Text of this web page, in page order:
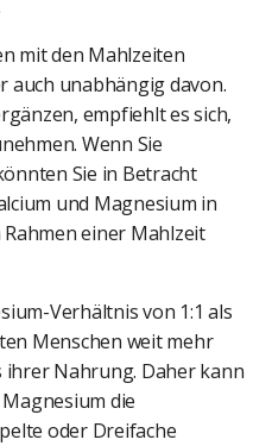
mit den Mahlzeiten
auch unabhängig davon.
empfiehlt es sich,
Wenn Sie
Sie in Betracht
und Magnesium in
einer Mahlzeit
Verhältnis von 1:1 als
Menschen weit mehr
ihrer Nahrung. Daher kann
die
oder Dreifache